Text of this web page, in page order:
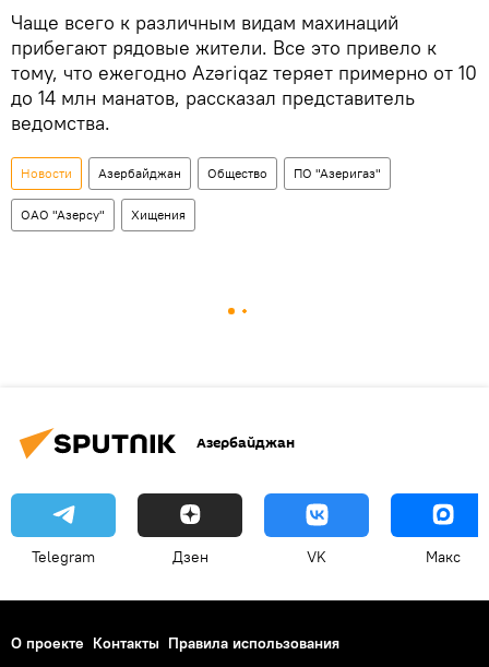
Чаще всего к различным видам махинаций
прибегают рядовые жители. Все это привело к
тому, что ежегодно Azəriqaz теряет примерно от 10
до 14 млн манатов, рассказал представитель
ведомства.
Новости Азербайджан Общество ПО "Азеригаз"
ОАО "Азерсу" Хищения
Азербайджан
Telegram Дзен VK Макс
О проекте Контакты Правила использования